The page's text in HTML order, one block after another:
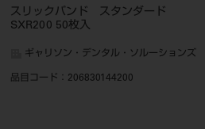
スリックバンド スタンダード
SXR200 50枚入
ギャリソン・デンタル・ソルーションズ
品目コード ：206830144200